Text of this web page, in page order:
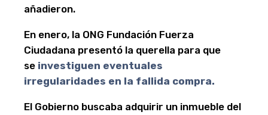
añadieron.
En enero, la ONG Fundación Fuerza
Ciudadana presentó la querella para que
se investiguen eventuales
irregularidades en la fallida compra.
El Gobierno buscaba adquirir un inmueble del